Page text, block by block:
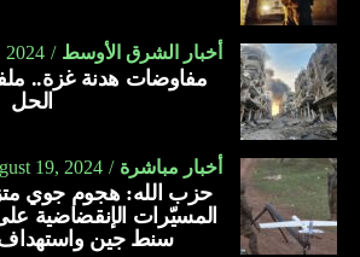
أخبار الشرق الأوسط 2024
مفاوضات هدنة غزة..
الحل
أخبار مباشرة 19, 2024
حزب الله: هجوم جوي
المسيّرات الإنقضاضية
سنط جين